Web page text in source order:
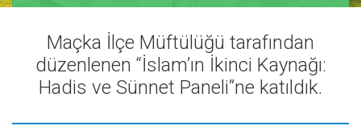
Maçka İlçe Müftülüğü tarafından
düzenlenen “İslam’ın İkinci Kaynağı:
Hadis ve Sünnet Paneli”ne katıldık.